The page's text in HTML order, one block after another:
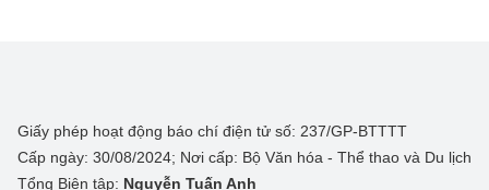
Giấy phép hoạt động báo chí điện tử số: 237/GP-BTTTT
Cấp ngày: 30/08/2024; Nơi cấp: Bộ Văn hóa - Thể thao và Du lịch
Tổng Biên tập: Nguyễn Tuấn Anh